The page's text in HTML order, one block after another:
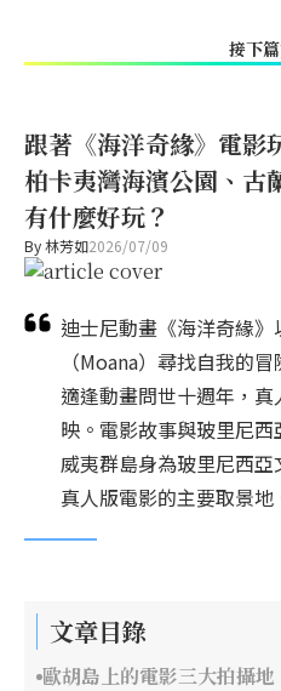
接下
跟著《海洋奇緣》電影
柏卡夷灣海濱公園、古
有什麼好玩？
By林芳如2026/07/09
迪士尼動畫《海洋奇緣
（Moana）尋找自我的
適逢動畫問世十週年，
映。電影故事與玻里尼
威夷群島身為玻里尼西
真人版電影的主要取景地
文章目錄
歐胡島上的電影三大拍攝地